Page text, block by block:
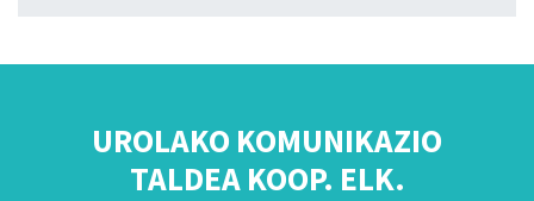
UROLAKO KOMUNIKAZIO
TALDEA KOOP. ELK.